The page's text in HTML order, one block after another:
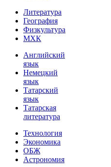
Литература
География
Физкультура
МХК
Английский
язык
Немецкий
язык
Татарский
язык
Татарская
литература
Технология
Экономика
ОБЖ
Астрономия